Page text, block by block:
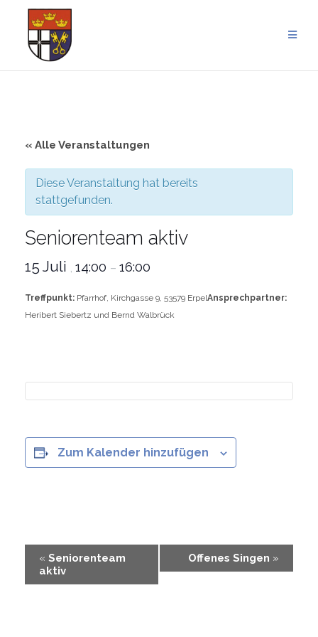
Inhalt
springen
« Alle Veranstaltungen
Diese Veranstaltung hat bereits
stattgefunden.
Seniorenteam aktiv
15 Juli , 14:00 – 16:00
Treffpunkt: Pfarrhof, Kirchgasse 9, 53579 ErpelAnsprechpartner:
Heribert Siebertz und Bernd Walbrück
Zum Kalender hinzufügen
Veranstaltung-
Navigation
« Seniorenteam
aktiv
Offenes Singen »